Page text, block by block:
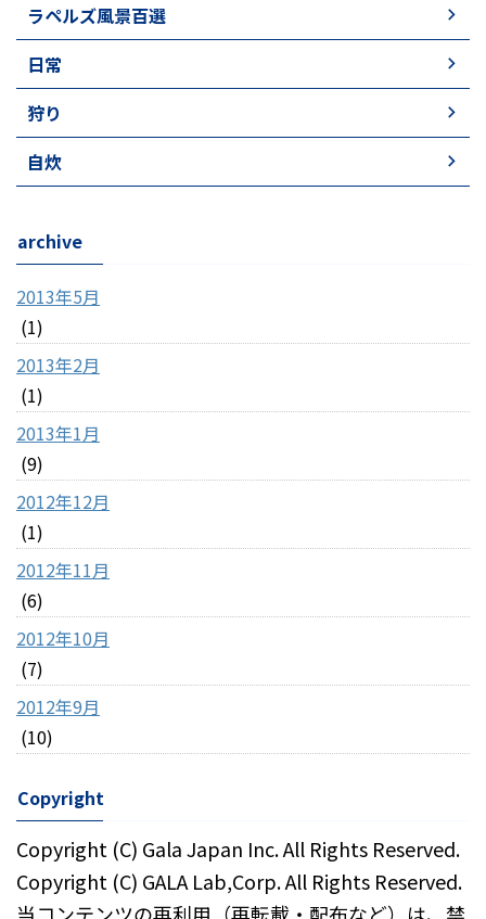
ラペルズ風景百選
日常
狩り
自炊
archive
2013年5月
(1)
2013年2月
(1)
2013年1月
(9)
2012年12月
(1)
2012年11月
(6)
2012年10月
(7)
2012年9月
(10)
Copyright
Copyright (C) Gala Japan Inc. All Rights Reserved.
Copyright (C) GALA Lab,Corp. All Rights Reserved.
当コンテンツの再利用（再転載・配布など）は、禁